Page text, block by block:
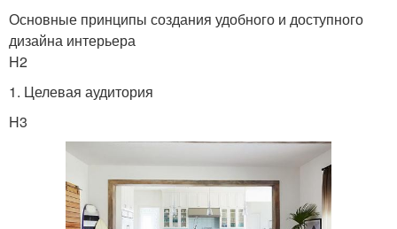
Основные принципы создания удобного и доступного
дизайна интерьера
H2
1. Целевая аудитория
H3